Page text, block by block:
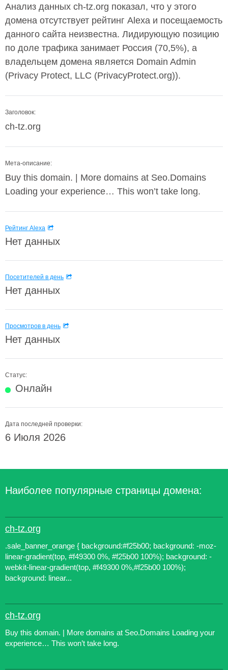
Анализ данных ch-tz.org показал, что у этого
домена отсутствует рейтинг Alexa и посещаемость
данного сайта неизвестна. Лидирующую позицию
по доле трафика занимает Россия (70,5%), а
владельцем домена является Domain Admin
(Privacy Protect, LLC (PrivacyProtect.org)).
Заголовок:
ch-tz.org
Мета-описание:
Buy this domain. | More domains at Seo.Domains
Loading your experience… This won’t take long.
Рейтинг Alexa
Нет данных
Посетителей в день
Нет данных
Просмотров в день
Нет данных
Статус:
Онлайн
Дата последней проверки:
6 Июля 2026
Наиболее популярные страницы домена:
ch-tz.org
.sale_banner_orange { background:#f25b00; background: -moz-
linear-gradient(top, #f49300 0%, #f25b00 100%); background: -
webkit-linear-gradient(top, #f49300 0%,#f25b00 100%);
background: linear...
ch-tz.org
Buy this domain. | More domains at Seo.Domains Loading your
experience… This won’t take long.